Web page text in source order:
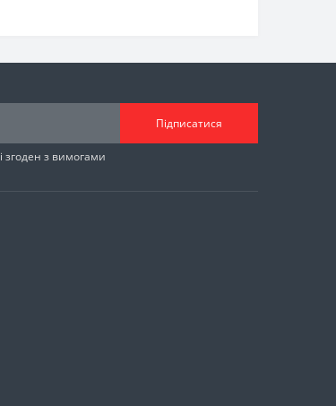
Підписатися
і згоден з вимогами